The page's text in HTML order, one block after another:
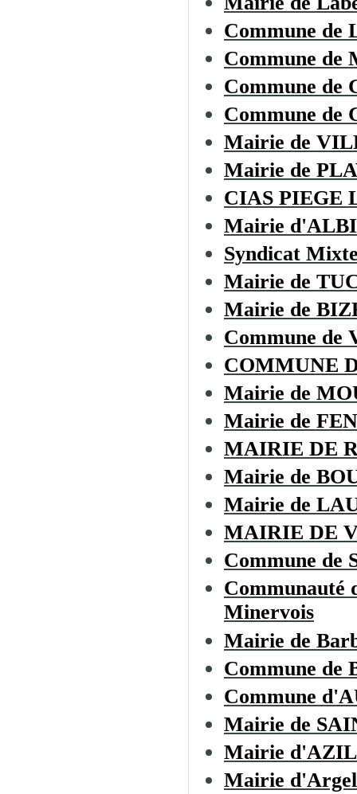
Commune
Commune de
Commune de
Commune de
Mairie de
Mairie de
CIAS PIEGE
Mairie
Syndicat
Mairie de
Mairie de
Commune
COMMUNE
Mairie de
Mairie de
MAIRIE DE
Mairie de
Mairie de
MAIRIE DE
Commune de
Communauté
Minervois
Mairie de
Commune de
Commune
Mairie de
Mairie
Mairie